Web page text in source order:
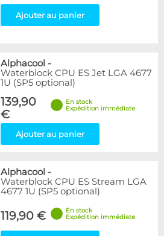
Ajouter au panier
Alphacool -
Waterblock CPU ES Jet LGA 4677
1U (SP5 optional)
139,90
€
En stock
Expédition immédiate
Ajouter au panier
Alphacool -
Waterblock CPU ES Stream LGA
4677 1U (SP5 optional)
119,90 €
En stock
Expédition immédiate